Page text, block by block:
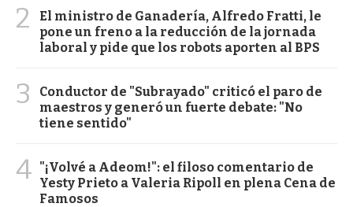
2
El ministro de Ganadería, Alfredo Fratti, le
pone un freno a la reducción de la jornada
laboral y pide que los robots aporten al BPS
3
Conductor de "Subrayado" criticó el paro de
maestros y generó un fuerte debate: "No
tiene sentido"
4 "¡Volvé a Adeom!": el filoso comentario de
Yesty Prieto a Valeria Ripoll en plena Cena de
Famosos